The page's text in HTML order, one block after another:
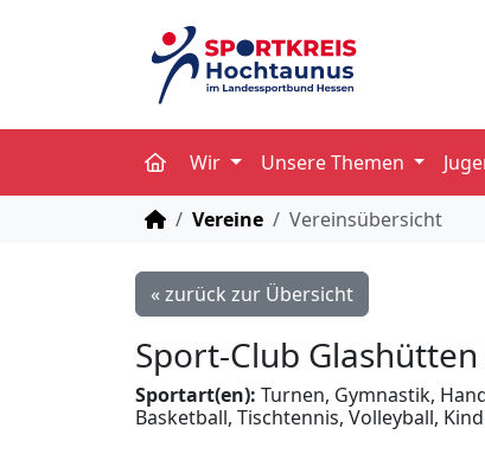
Wir Unsere Themen
STARTSEITE
Vereine Vereinsübersicht
« zurück zur Übersicht
Sport-Club Glashütten
Sportart(en): Turnen, Gymnastik,
Basketball, Tischtennis, Volleyball,